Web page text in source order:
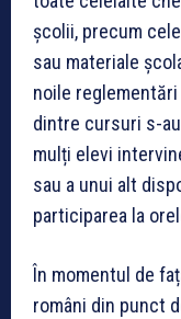
școlii, precum
sau materiale
noile
dintre cursuri s-
mulți elevi
sau a unui alt
participarea la
În momentul de
români din punct